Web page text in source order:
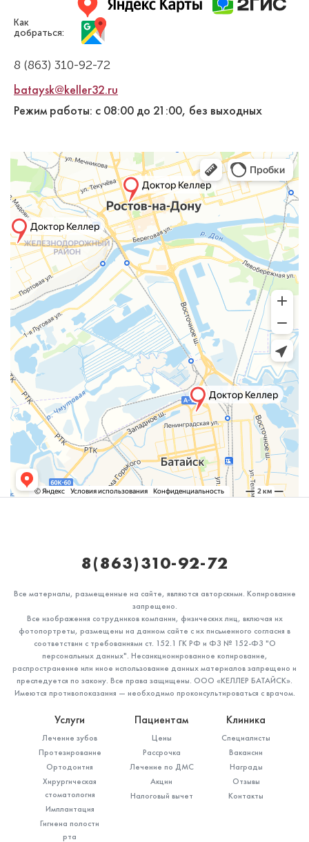
Как
добраться:
8 (863) 310-92-72
bataysk@keller32.ru
Режим работы: с 08:00 до 21:00, без выходных
8(863)310-92-72
Все материалы, размещенные на сайте, являются авторскими. Копирование
запрещено.
Все изображения сотрудников компании, физических лиц, включая их
фотопортреты, размещены на данном сайте с их письменного согласия в
соответствии с требованиями ст. 152.1 ГК РФ и ФЗ № 152-ФЗ "О
персональных данных". Несанкционированное копирование,
распространение или иное использование данных материалов запрещено и
преследуется по закону. Все права защищены. ООО «КЕЛЛЕР БАТАЙСК».
Имеются противопоказания — необходимо проконсультироваться с врачом.
Услуги
Лечение зубов
Протезирование
Ортодонтия
Хирургическая
стоматология
Имплантация
Гигиена полости
рта
Пациентам
Цены
Рассрочка
Лечение по ДМС
Акции
Налоговый вычет
Клиника
Специалисты
Вакансии
Награды
Отзывы
Контакты